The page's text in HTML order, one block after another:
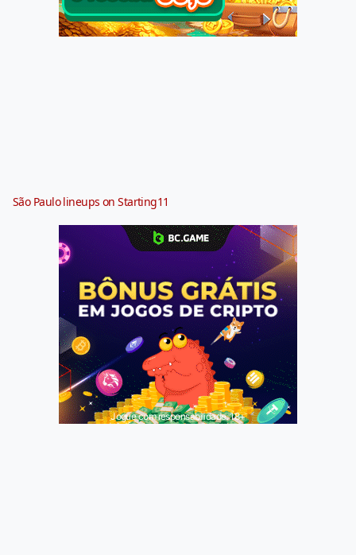
São Paulo lineups on Starting11
Jogue com responsabilidade. 18+